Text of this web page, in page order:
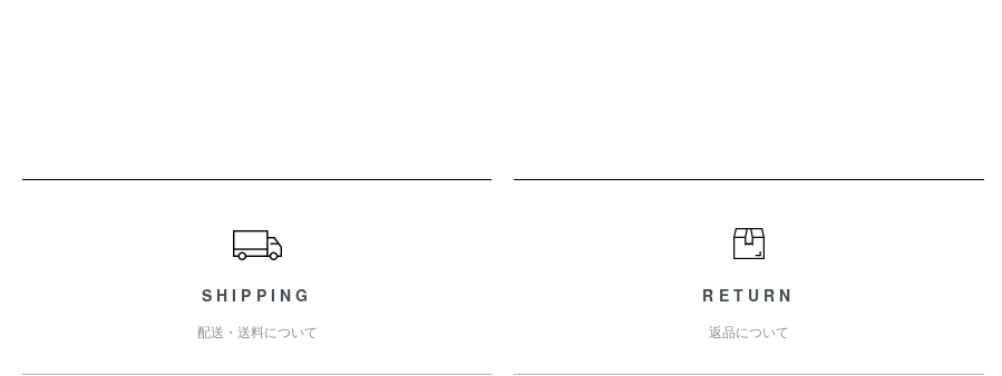
ショッピングガイド
SHIPPING
配送・送料について
RETURN
返品について